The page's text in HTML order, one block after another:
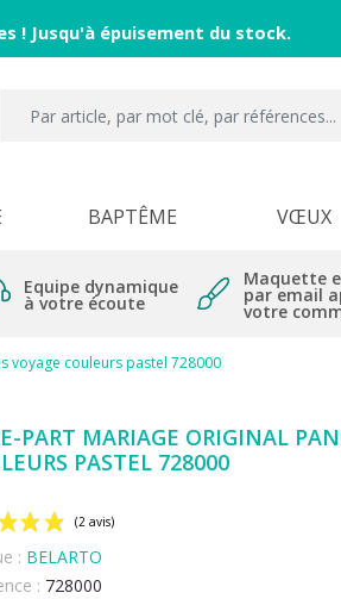
! Jusqu'à épuisement du stock.
BAPTÊME VŒUX
Equipe dynamique
à votre écoute
Maquette
par email
votre
voyage couleurs pastel 728000
PART MARIAGE ORIGINAL
PASTEL 728000
: BELARTO
: 728000